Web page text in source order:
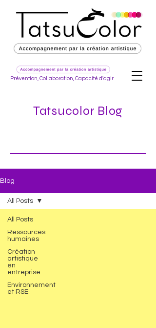
Prévention, Collaboration, Capacité d'agir
Tatsucolor Blog
Blog
All Posts
Ressources
humaines
Création
artistique
en
entreprise
Environnement
et RSE
All Posts